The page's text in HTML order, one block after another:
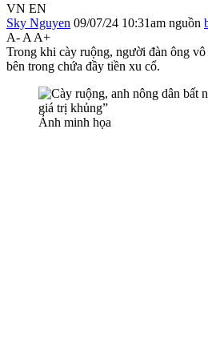
VN EN
Sky Nguyen 09/07/24 10:31am nguồn
A- A A+
Trong khi cày ruộng, người đàn ông
bên trong chứa đầy tiền xu cổ.
Ảnh minh họa